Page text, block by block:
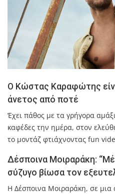
Ο Κώστας Καραφώτης
άνετος από ποτέ
Έχει πάθος με τα γρήγορα
καφέδες την ημέρα, στον
το μοντάζ φτιάχνοντας fun
Δέσποινα Μοιραράκη:
σύζυγο βίωσα τον
Η Δέσποινα Μοιραράκη, σε μια